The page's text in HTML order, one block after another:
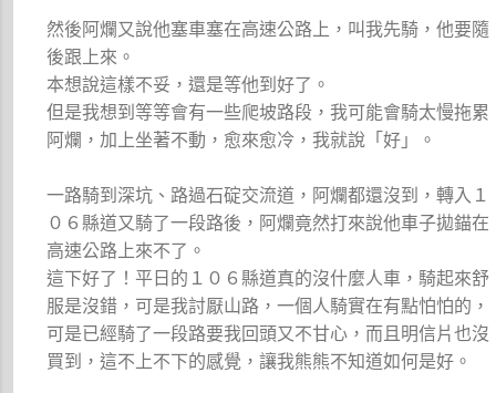
然後阿爛又說他塞車塞在高速公路上，叫我先騎，他要隨
後跟上來。
本想說這樣不妥，還是等他到好了。
但是我想到等等會有一些爬坡路段，我可能會騎太慢拖累
阿爛，加上坐著不動，愈來愈冷，我就說「好」。
一路騎到深坑、路過石碇交流道，阿爛都還沒到，轉入１
０６縣道又騎了一段路後，阿爛竟然打來說他車子拋錨在
高速公路上來不了。
這下好了！平日的１０６縣道真的沒什麼人車，騎起來舒
服是沒錯，可是我討厭山路，一個人騎實在有點怕怕的，
可是已經騎了一段路要我回頭又不甘心，而且明信片也沒
買到，這不上不下的感覺，讓我熊熊不知道如何是好。